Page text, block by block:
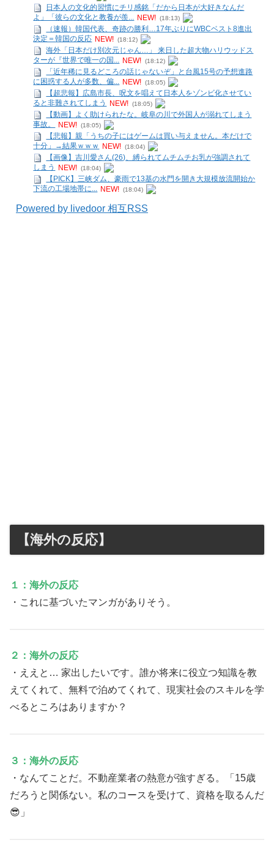
日本人の文化的習慣にチリ感銘「だから日本が大好きなんだ
よ」「彼らの文化と教養が羨... NEW! (18:13)
（速報）韓国代表、奇跡の勝利…17年ぶりにWBCベスト8進出
決定＝韓国の反応 NEW! (18:12)
海外「日本だけ別次元じゃん…」 来日した超大物ハリウッドス
ターが『世界で唯一の国... NEW! (18:12)
「近年稀に見るどころの話じゃないぞ」と台風15号の予想進路
に困惑する人が多数、偏... NEW! (18:05)
【超悲報】広島市長、呪文を唱えて日本人をゾンビ化させてい
ると非難されてしまう
NEW! (18:05)
【動画】よく助けられたな。岐阜の川で外国人が溺れてしまう
事故。
NEW! (18:05)
【悲報】親「うちの子にはゲームは買い与えません。本だけで
十分」→結果ｗｗｗ NEW! (18:04)
【画像】吉川愛さん(26)、縛られてムチムチお乳が強調されて
しまう
NEW! (18:04)
【PICK】三峡ダム、豪雨で13基の水門を開き大規模放流開始か
下流の工場地帯に... NEW! (18:04)
Powered by livedoor 相互RSS
【海外の反応】
１：海外の反応
・これに基づいたマンガがありそう。
２：海外の反応
・ええと… 家出したいです。誰か将来に役立つ知識を教
えてくれて、無料で泊めてくれて、現実社会のスキルを学
べるところはありますか？
３：海外の反応
・なんてことだ。不動産業者の熱意が強すぎる。「15歳
だろうと関係ない。私のコースを受けて、資格を取るんだ
😎」